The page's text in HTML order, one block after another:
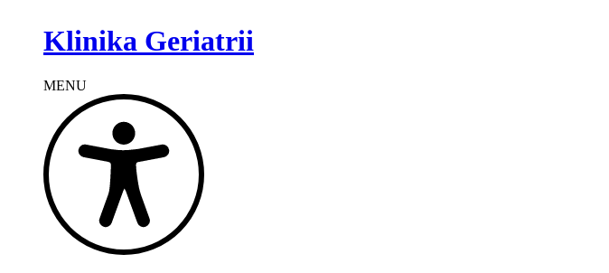
Klinika Geriatrii
MENU